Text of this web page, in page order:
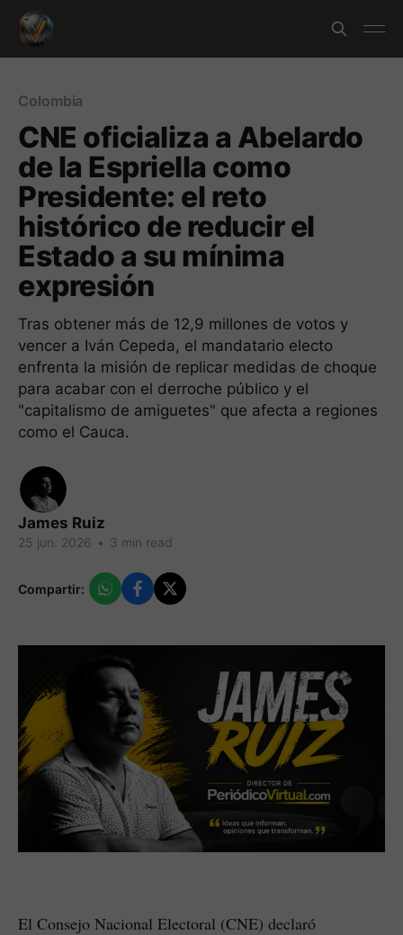
Colombia
CNE oficializa a Abelardo
de la Espriella como
Presidente: el reto
histórico de reducir el
Estado a su mínima
expresión
Tras obtener más de 12,9 millones de votos y
vencer a Iván Cepeda, el mandatario electo
enfrenta la misión de replicar medidas de choque
para acabar con el derroche público y el
"capitalismo de amiguetes" que afecta a regiones
como el Cauca.
James Ruiz
25 jun. 2026 • 3 min read
Compartir:
El Consejo Nacional Electoral (CNE) declaró